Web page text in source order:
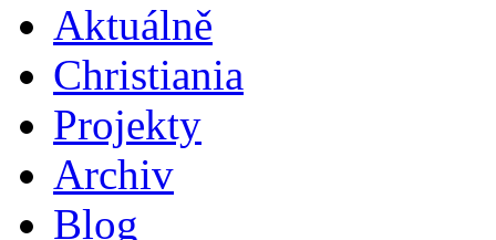
Aktuálně
Christiania
Projekty
Archiv
Blog